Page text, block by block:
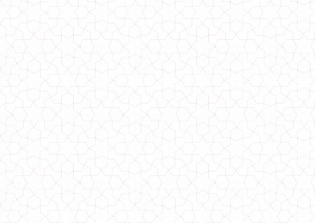
Трикотажная юбка миди большого размера
650.00грн.